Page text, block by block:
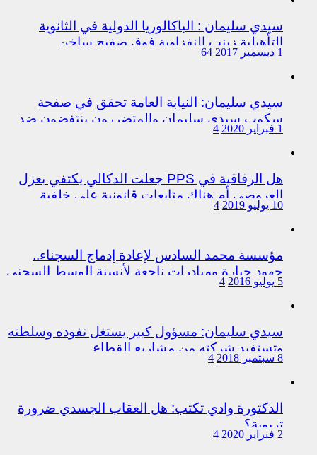
سيدي سليمان : الباكالوريا الدولية في الثانوية
التأهيلية زينب النفزاوية فوق صفيح ساخن
1 ديسمبر 2017 64
سيدي سليمان: النيابة العامة تحقق في صفحة
سكوب سيدي سليمان والمتضررون ينتفضون ضد
المتورطين من رجال الشرطة
1 فبراير 2020 4
هل الرفاقية في PPS جعلت الدكالي يكتفي بعزل
العروصي أم هناك متابعات قانونية على خلفية
اختلالات التسيير بمندوبية سيدي سليمان
10 يوليو 2019 4
مؤسسة محمد السادس لإعادة إدماج السجناء..
جهود جبارة ومبادرات ناجعة لأنسنة الوسط السجني
5 يوليو 2016 4
سيدي سليمان: مسؤول كبير يستغل نفوده وسلطته
وتستفيد شركته من مشاريع القطاع
8 سبتمبر 2018 4
الدكتورة وادي تكتب: هل العقاب الجسدي ضرورة
تربوية؟
2 فبراير 2020 4